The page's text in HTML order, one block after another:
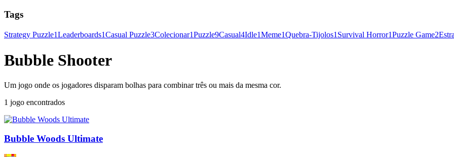
Tags
Strategy Puzzle1Leaderboards1Casual Puzzle3Colecionar1Puzzle9Casual4Idle1Meme1Quebra-Tijolos1 Survival Horror1Puzzle Game2
Bubble Shooter
Um jogo onde os jogadores disparam bolhas para combinar três ou mais da mesma cor.
1 jogo encontrados
Bubble Woods Ultimate